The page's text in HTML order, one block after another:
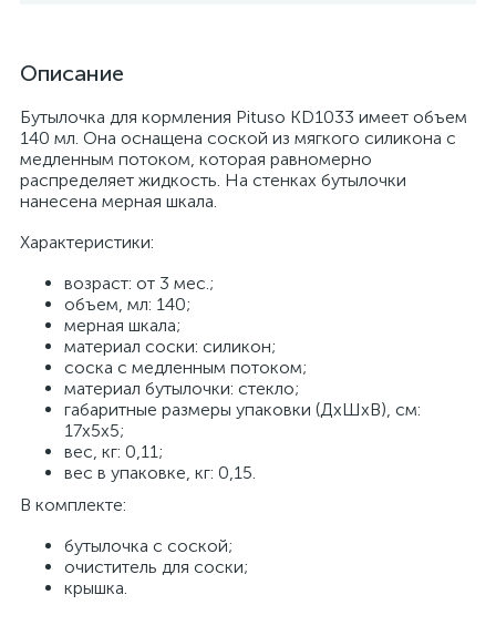
Описание
Бутылочка для кормления Pituso KD1033 имеет объем
140 мл. Она оснащена соской из мягкого силикона с
медленным потоком, которая равномерно
распределяет жидкость. На стенках бутылочки
нанесена мерная шкала.
Характеристики:
возраст: от 3 мес.;
объем, мл: 140;
мерная шкала;
материал соски: силикон;
соска с медленным потоком;
материал бутылочки: стекло;
габаритные размеры упаковки (ДхШхВ), см:
17х5х5;
вес, кг: 0,11;
вес в упаковке, кг: 0,15.
В комплекте:
бутылочка с соской;
очиститель для соски;
крышка.